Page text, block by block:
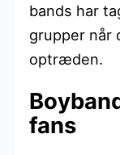
bands har
grupper når
optræden.
fans